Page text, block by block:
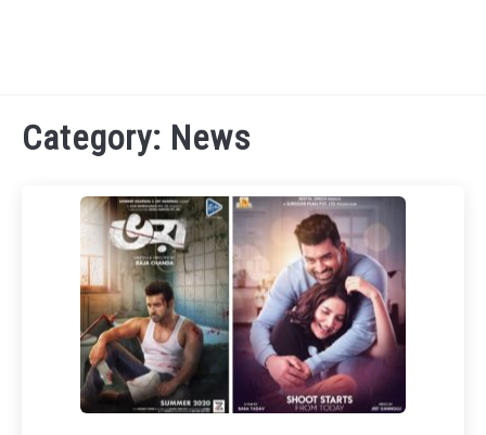
TECHNOLOGY
BIOGRAPHY
EDUCATIONAL
BENGALI WISHES
Category: News